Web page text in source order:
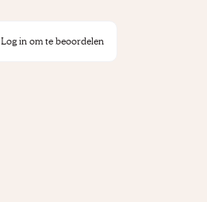
Log in om te beoordelen